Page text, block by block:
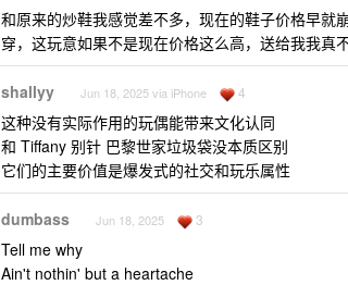
和原来的炒鞋我感觉差不多，现在的鞋子价格早
穿，这玩意如果不是现在价格这么高，送给我我真不
shallyy Jun 18, 2025 via iPhone 4
这种没有实际作用的玩偶能带来文化认同
和 Tiffany 别针 巴黎世家垃圾袋没本质区别
它们的主要价值是爆发式的社交和玩乐属性
dumbass Jun 18, 2025 3
Tell me why
Ain't nothin' but a heartache